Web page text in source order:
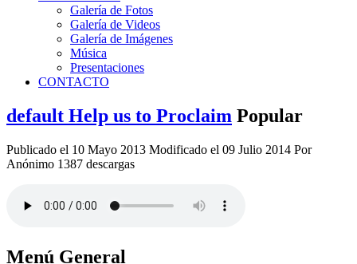
Galería de Fotos
Galería de Videos
Galería de Imágenes
Música
Presentaciones
CONTACTO
default Help us to Proclaim Popular
Publicado el 10 Mayo 2013 Modificado el 09 Julio 2014 Por
Anónimo 1387 descargas
Menú General